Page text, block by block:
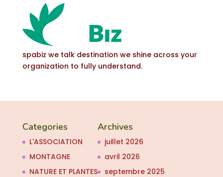
spabiz we talk destination we shine across your
organization to fully understand.
Categories
L'ASSOCIATION
MONTAGNE
NATURE ET PLANTES
Archives
juillet 2026
avril 2026
septembre 2025